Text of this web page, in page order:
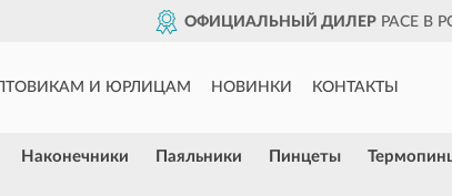
ОФИЦИАЛЬНЫЙ ДИЛЕРPACE В
И ЮРЛИЦАМ НОВИНКИ КОНТАКТЫ
Наконечники Паяльники Пинцеты